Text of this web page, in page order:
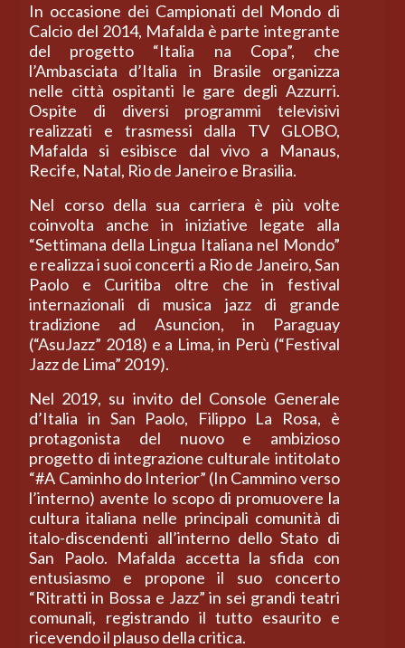
In occasione dei Campionati del Mondo di
Calcio del 2014, Mafalda è parte integrante
del progetto “Italia na Copa”, che
l’Ambasciata d’Italia in Brasile organizza
nelle città ospitanti le gare degli Azzurri.
Ospite di diversi programmi televisivi
realizzati e trasmessi dalla TV GLOBO,
Mafalda si esibisce dal vivo a Manaus,
Recife, Natal, Rio de Janeiro e Brasilia.
Nel corso della sua carriera è più volte
coinvolta anche in iniziative legate alla
“Settimana della Lingua Italiana nel Mondo”
e realizza i suoi concerti a Rio de Janeiro, San
Paolo e Curitiba oltre che in festival
internazionali di musica jazz di grande
tradizione ad Asuncion, in Paraguay
(“AsuJazz” 2018) e a Lima, in Perù (“Festival
Jazz de Lima” 2019).
Nel 2019, su invito del Console Generale
d’Italia in San Paolo, Filippo La Rosa, è
protagonista del nuovo e ambizioso
progetto di integrazione culturale intitolato
“#A Caminho do Interior” (In Cammino verso
l’interno) avente lo scopo di promuovere la
cultura italiana nelle principali comunità di
italo-discendenti all’interno dello Stato di
San Paolo. Mafalda accetta la sfida con
entusiasmo e propone il suo concerto
“Ritratti in Bossa e Jazz” in sei grandi teatri
comunali, registrando il tutto esaurito e
ricevendo il plauso della critica.